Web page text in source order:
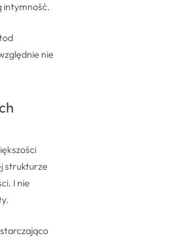
intymność.
nie
strukturze
I nie